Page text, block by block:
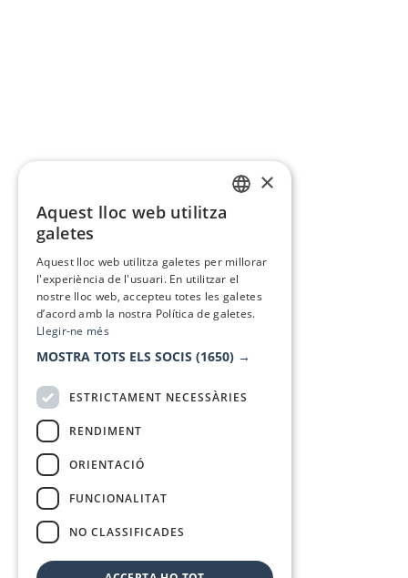
×
Aquest lloc web utilitza
galetes
Aquest lloc web utilitza galetes per millorar
l'experiència de l'usuari. En utilitzar el
nostre lloc web, accepteu totes les galetes
d’acord amb la nostra Política de galetes.
Llegir-ne més
MOSTRA TOTS ELS SOCIS (1650) →
ESTRICTAMENT NECESSÀRIES
RENDIMENT
ORIENTACIÓ
FUNCIONALITAT
NO CLASSIFICADES